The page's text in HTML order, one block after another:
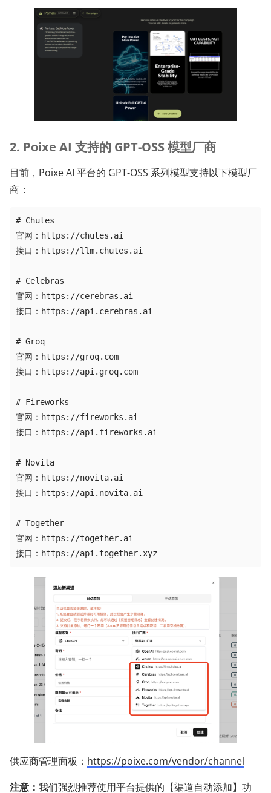
2. Poixe AI 支持的 GPT-OSS 模型厂商
目前，Poixe AI 平台的 GPT-OSS 系列模型支持以下模型厂
商：
# Chutes
官网：https://chutes.ai
接口：https://llm.chutes.ai
# Celebras
官网：https://cerebras.ai
接口：https://api.cerebras.ai
# Groq
官网：https://groq.com
接口：https://api.groq.com
# Fireworks
官网：https://fireworks.ai
接口：https://api.fireworks.ai
# Novita
官网：https://novita.ai
接口：https://api.novita.ai
# Together
官网：https://together.ai
接口：https://api.together.xyz
供应商管理面板： https://poixe.com/vendor/channel
注意： 我们强烈推荐使用平台提供的【渠道自动添加】功